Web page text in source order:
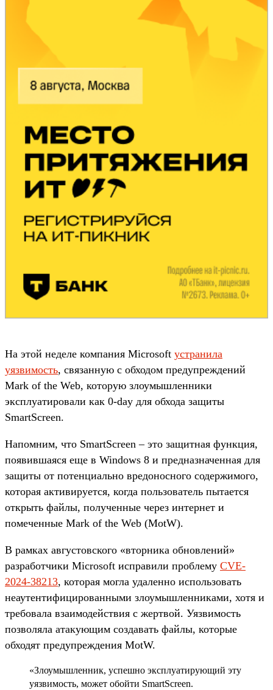
На этой неделе компания Microsoft устранила
уязвимость, связанную с обходом предупреждений
Mark of the Web, которую злоумышленники
эксплуатировали как 0-day для обхода защиты
SmartScreen.
Напомним, что SmartScreen – это защитная функция,
появившаяся еще в Windows 8 и предназначенная для
защиты от потенциально вредоносного содержимого,
которая активируется, когда пользователь пытается
открыть файлы, полученные через интернет и
помеченные Mark of the Web (MotW).
В рамках августовского «вторника обновлений»
разработчики Microsoft исправили проблему CVE-
2024-38213, которая могла удаленно использовать
неаутентифицированными злоумышленниками, хотя и
требовала взаимодействия с жертвой. Уязвимость
позволяла атакующим создавать файлы, которые
обходят предупреждения MotW.
«Злоумышленник, успешно эксплуатирующий эту
уязвимость, может обойти SmartScreen.